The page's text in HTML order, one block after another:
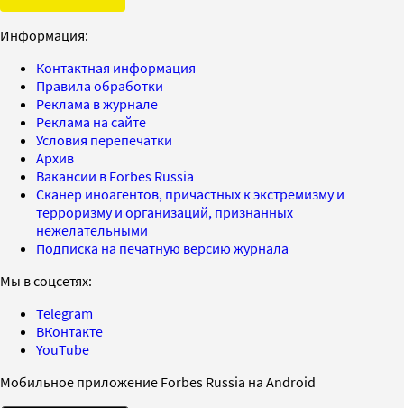
Информация:
Контактная информация
Правила обработки
Реклама в журнале
Реклама на сайте
Условия перепечатки
Архив
Вакансии в Forbes Russia
Сканер иноагентов, причастных к экстремизму и
терроризму и организаций, признанных
нежелательными
Подписка на печатную версию журнала
Мы в соцсетях:
Telegram
ВКонтакте
YouTube
Мобильное приложение Forbes Russia на Android